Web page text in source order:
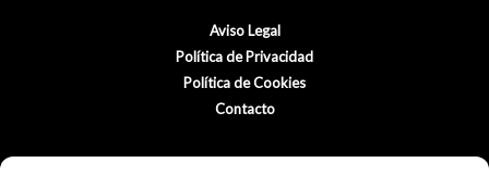
Aviso Legal
Política de Privacidad
Política de Cookies
Contacto